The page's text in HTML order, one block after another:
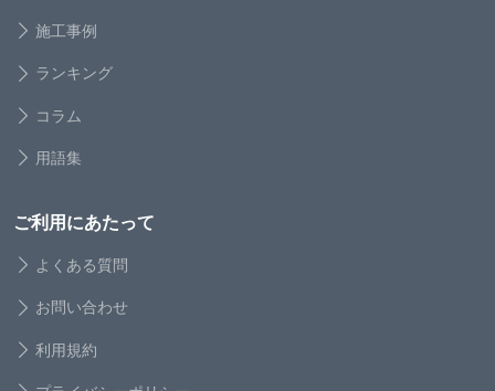
施工事例
ランキング
コラム
用語集
ご利用にあたって
よくある質問
お問い合わせ
利用規約